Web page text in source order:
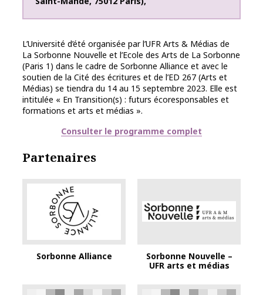
L’Université d’été organisée par l’UFR Arts & Médias de
La Sorbonne Nouvelle et l’Ecole des Arts de La Sorbonne
(Paris 1) dans le cadre de Sorbonne Alliance et avec le
soutien de la Cité des écritures et de l’ED 267 (Arts et
Médias) se tiendra du 14 au 15 septembre 2023. Elle est
intitulée « En Transition(s) : futurs écoresponsables et
formations et arts et médias ».
Consulter le programme complet
Partenaires
Logo Sorbonne Alliance
Sorbonne Alliance
Logo Sorbonne
Sorbonne Nouvelle –
UFR arts et médias